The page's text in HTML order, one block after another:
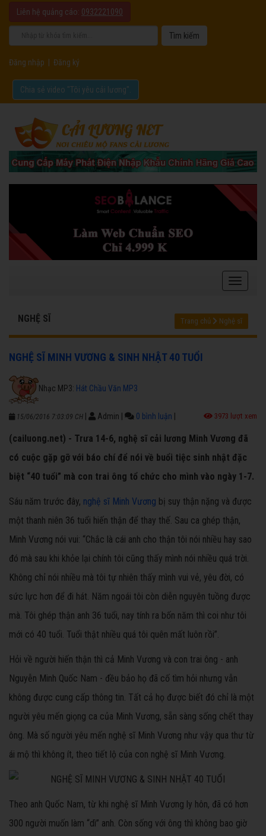
Liên hệ quảng cáo: 0932221090
Đăng nhập Đăng ký
Chia sẻ video "Tôi yêu cải lương".
NGHỆ SĨ Trang chủ Nghệ sĩ
NGHỆ SĨ MINH VƯƠNG & SINH NHẬT 40 TUỔI
Nhạc MP3: Hát Chầu Văn MP3
15/06/2016 7:03:09 CH Admin 0 bình luận 3973 lượt xem
(cailuong.net) - Trưa 14-6, nghệ sĩ cải lương Minh Vương đã
có cuộc gặp gỡ với báo chí để nói về buổi tiệc sinh nhật đặc
biệt “40 tuổi” mà con trai ông tổ chức cho mình vào ngày 1-7.
Sáu năm trước đây, nghệ sĩ Minh Vương bị suy thận nặng và được
một thanh niên 36 tuổi hiến thận để thay thế. Sau ca ghép thận,
Minh Vương nói vui: “Chắc là cái anh cho thận tôi nói nhiều hay sao
đó mà sau khi khỏe lại chính tôi cũng thấy mình nói nhiều quá trời.
Không chỉ nói nhiều mà tôi tự nhiên thấy mình vui vẻ, yêu đời, có
sức lực hơn để đi hát. Năm ngoái tôi còn diễn nguyên tuồng được
mà. Tôi ghép thận anh 36 tuổi, nay tính ra bốn năm thì coi như tôi
mới có 40 tuổi. Tuổi thật nhiều quá tôi quên mất luôn rồi”.
Hỏi về người hiến thận thì cả Minh Vương và con trai ông - anh
Nguyễn Minh Quốc Nam - đều bảo họ đã cố tìm hỏi nhưng vẫn
không được cung cấp thông tin. Tất cả họ được biết đó chỉ là một
người yêu mến giọng ca của Minh Vương, sẵn sàng sống chết thay
ông. Mà số người yêu mến nghệ sĩ Minh Vương như vậy qua thư từ
ái mộ thì không ít, theo tiết lộ của con nghệ sĩ Minh Vương.
Theo anh Quốc Nam, từ khi nghệ sĩ Minh Vương ly hôn, đã có hơn
300 người muốn làm “dì” anh. Còn sống với ông thì không bao giờ